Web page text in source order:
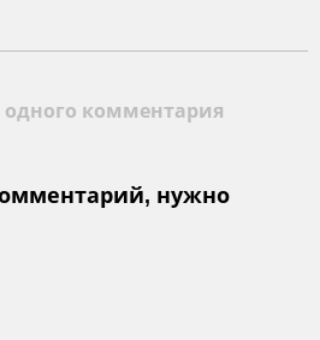
одного комментария
нужно